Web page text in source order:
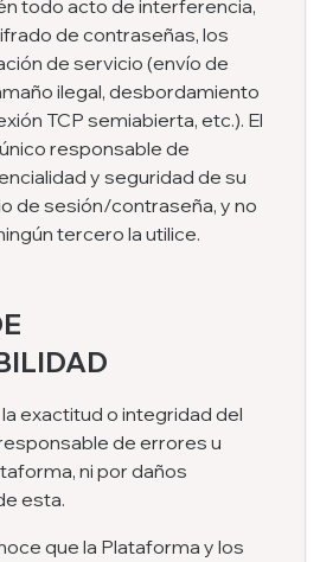
todo acto de interferencia,
de contraseñas, los
de servicio (envío de
ilegal, desbordamiento
TCP semiabierta, etc.). El
responsable de
y seguridad de su
de sesión/contraseña, y no
tercero la utilice.
exactitud o integridad del
de errores u
ni por daños
esta.
que la Plataforma y los